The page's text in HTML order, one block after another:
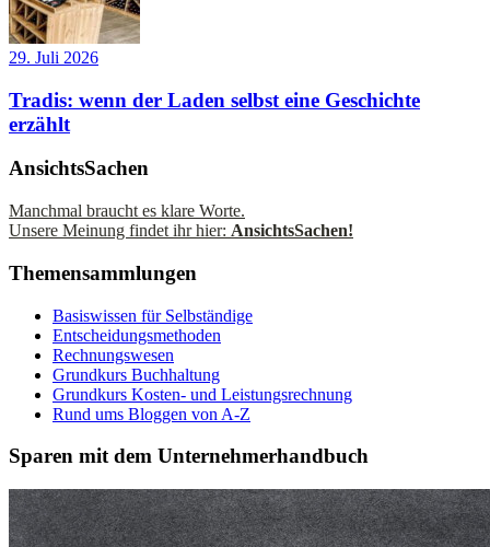
29. Juli 2026
Tradis: wenn der Laden selbst eine Geschichte
erzählt
AnsichtsSachen
Manchmal braucht es klare Worte.
Unsere Meinung findet ihr hier: AnsichtsSachen!
Themensammlungen
Basiswissen für Selbständige
Entscheidungsmethoden
Rechnungswesen
Grundkurs Buchhaltung
Grundkurs Kosten- und Leistungsrechnung
Rund ums Bloggen von A-Z
Sparen mit dem Unternehmerhandbuch